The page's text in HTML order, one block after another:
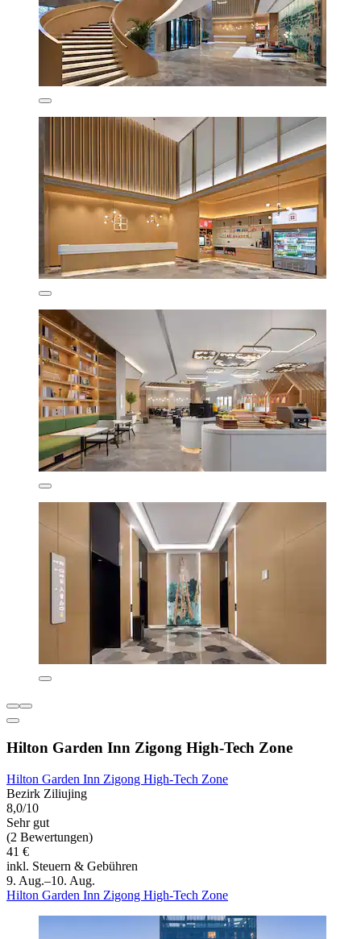
Hilton Garden Inn Zigong High-Tech Zone
Hilton Garden Inn Zigong High-Tech Zone
Bezirk Ziliujing
8,0/10
Sehr gut
(2 Bewertungen)
41 €
inkl. Steuern & Gebühren
9. Aug.–10. Aug.
Hilton Garden Inn Zigong High-Tech Zone